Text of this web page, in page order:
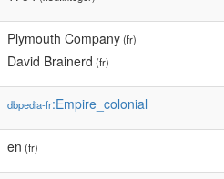
Plymouth Company(fr)
David Brainerd (fr)
dbpedia-fr:Empire_colonial
en (fr)